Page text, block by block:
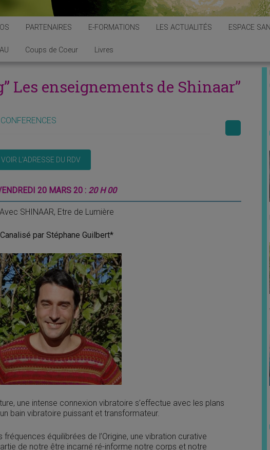
PARTENAIRES E-FORMATIONS LES ACTUALITÉS ESPACE
Coups de Coeur Livres
Les enseignements de Shinaar”
CONFERENCES
20 MARS 20 : 20 H 00
Avec SHINAAR, Etre de Lumière
Canalisé par Stéphane Guilbert*
une intense connexion vibratoire s’effectue avec les plans
bain vibratoire puissant et transformateur.
fréquences équilibrées de l’Origine, une vibration curative
de notre être incarné ré-informe notre corps et notre